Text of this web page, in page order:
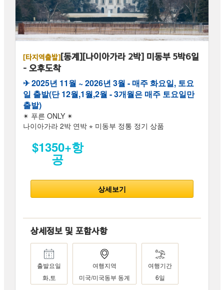
[타지역출발][동계][나이아가라 2박] 미동부 5박6일
- 오후도착
✈︎ 2025년 11월 ~ 2026년 3월 - 매주 화요일, 토요
일 출발(단 12월,1월,2월 - 3개월은 매주 토요일만
출발)
✴ 푸른 ONLY ✴
나이아가라 2박 연박 ⋆ 미동부 정통 정기 상품
$1350+항
공
상세보기
상세정보 및 포함사항
출발요일
화,토
여행지역
미국/미국동부 동계
여행기간
6일